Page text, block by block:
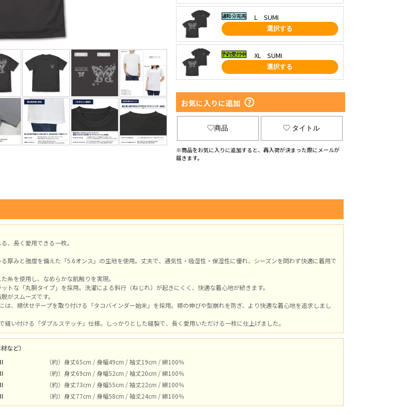
L SUMI
選択する
XL SUMI
選択する
お気に入りに追加
商品 タイトル
※商品をお気に入りに追加すると、再入荷が決まった際にメールが
届きます。
、長く愛用できる一枚。
る厚みと強度を備えた「5.6オンス」の生地を使用。丈夫で、通気性・吸湿性・保湿性に優れ、シーズンを問わず快適に着用で
糸を使用し、なめらかな肌触りを実現。
トな「丸胴タイプ」を採用。洗濯による斜行（ねじれ）が起きにくく、快適な着心地が続きます。
がスムーズです。
は、襟伏せテープを取り付ける「タコバインダー始末」を採用。襟の伸びや型崩れを防ぎ、より快適な着心地を追求しまし
縫い付ける「ダブルステッチ」仕様。しっかりとした縫製で、長く愛用いただける一枚に仕上げました。
など）
（約）身丈65cm / 身幅49cm / 袖丈19cm / 綿100％
（約）身丈69cm / 身幅52cm / 袖丈20cm / 綿100％
（約）身丈73cm / 身幅55cm / 袖丈22cm / 綿100％
（約）身丈77cm / 身幅58cm / 袖丈24cm / 綿100％